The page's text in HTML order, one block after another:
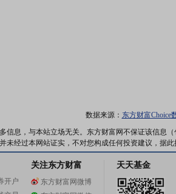
数据来源： 东方财富Choice
信息，与本站立场无关。东方财富网不保证该信息
经过本网站证实，不对您构成任何投资建议，据此
开户
关注东方财富
东方财富网微博
天天基金